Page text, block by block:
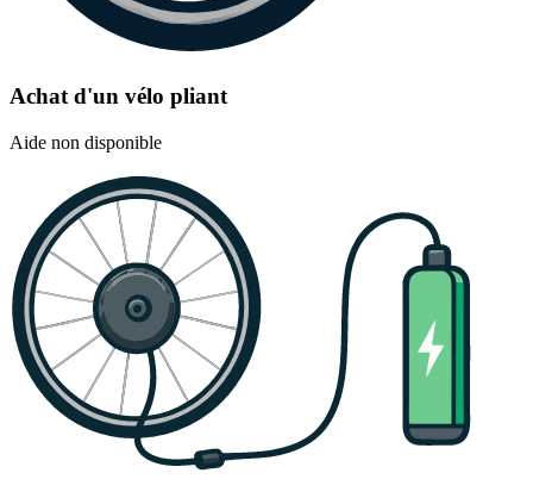
Achat d'un vélo pliant
Aide non disponible